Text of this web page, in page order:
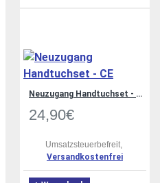
Neuzugang Handtuchset - CE
24,90€
Umsatzsteuerbefreit,
Versandkostenfrei